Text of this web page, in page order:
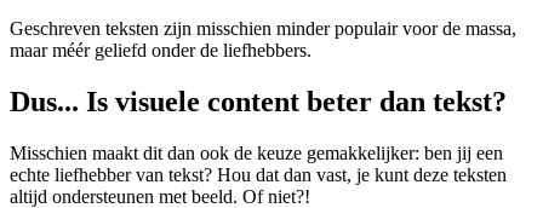
Geschreven teksten zijn misschien minder populair voor de massa,
maar méér geliefd onder de liefhebbers.
Dus... Is visuele content beter dan tekst?
Misschien maakt dit dan ook de keuze gemakkelijker: ben jij een
echte liefhebber van tekst? Hou dat dan vast, je kunt deze teksten
altijd ondersteunen met beeld. Of niet?!